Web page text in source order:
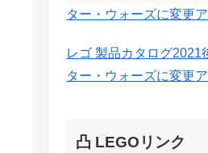
ター・ウォーズに変更ア
レゴ 製品カタログ2021
ター・ウォーズに変更ア
凸 LEGOリンク